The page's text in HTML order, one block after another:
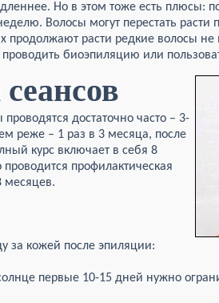
Но в этом тоже есть плюсы:
Волосы могут перестать расти
продолжают расти редкие волосы
биоэпиляцию или
достаточно часто – 3-
реже – 1 раз в 3 месяца, после
курс включает в себя 8
проводится профилактическая
месяцев.
за кожей после эпиляции:
первые 10-15 дней нужно